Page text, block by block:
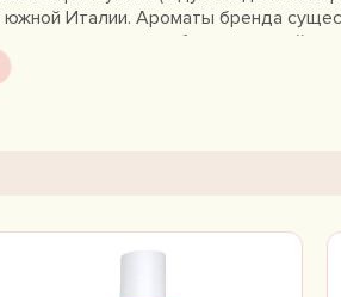
Италии. Ароматы бренда
не просто ноты, а образы
история: «Хулиганский мандарин»,